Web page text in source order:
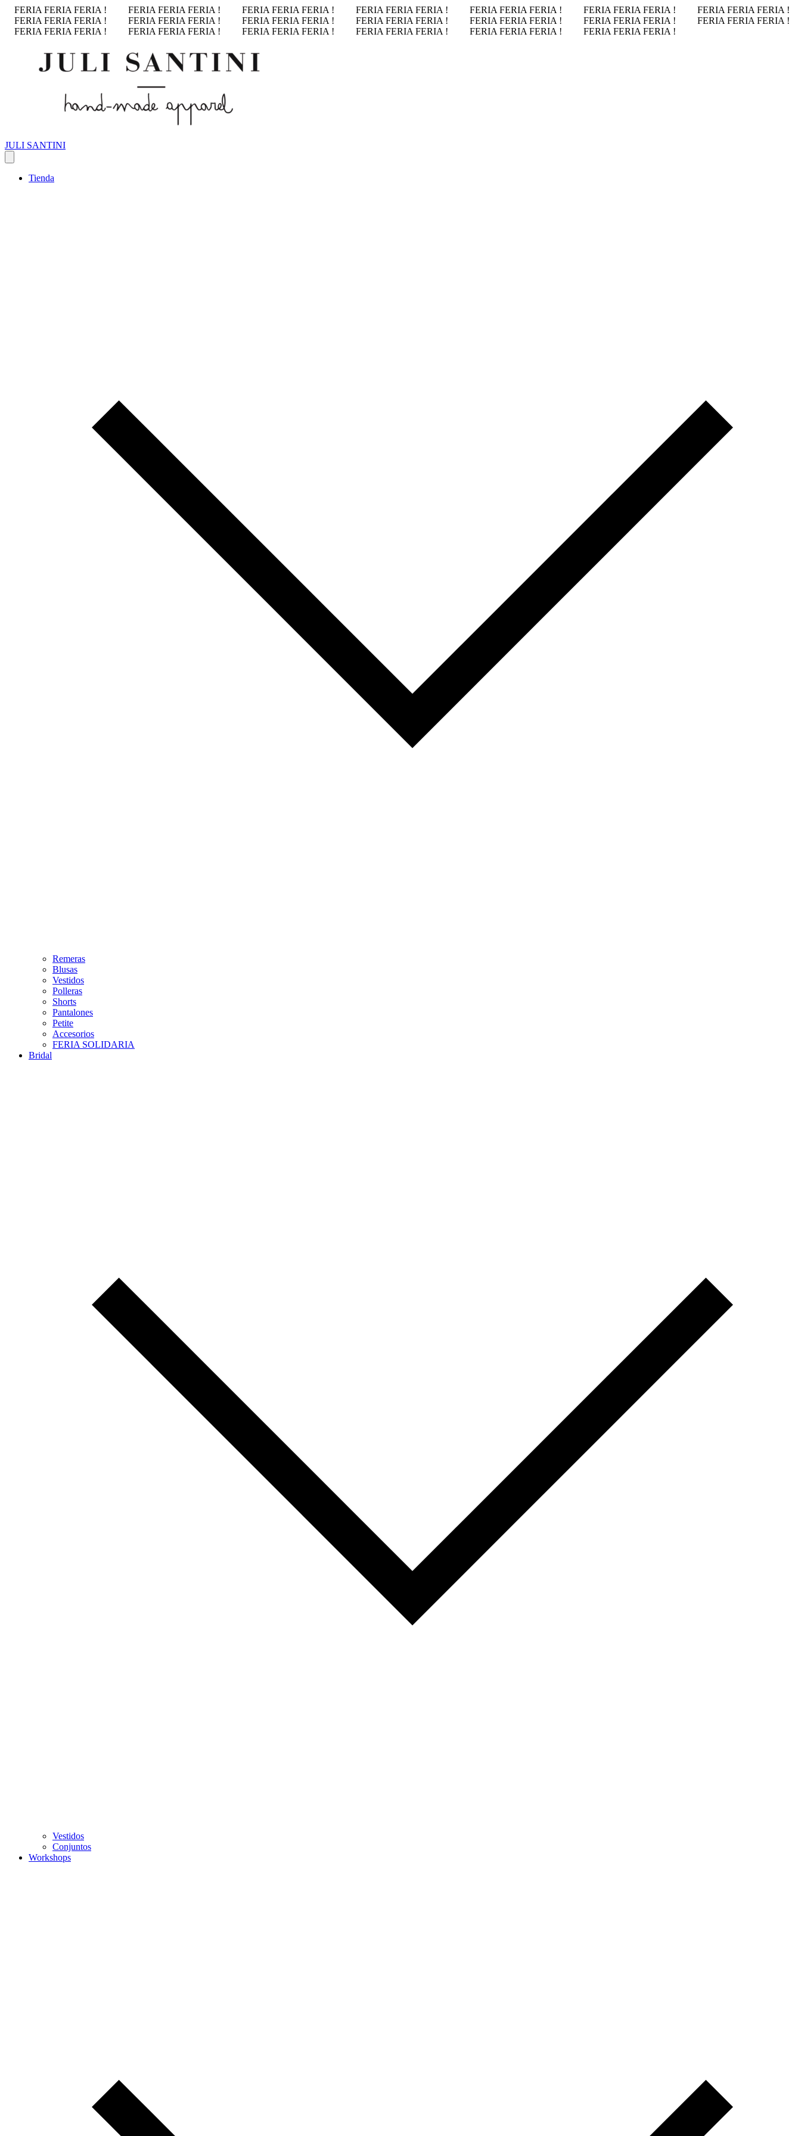
FERIA FERIA FERIA ! FERIA FERIA FERIA ! FERIA FERIA FERIA ! FERIA FERIA FERIA ! FERIA FERIA FERIA ! FERIA FERIA FERIA !
FERIA FERIA FERIA !
FERIA FERIA FERIA !
FERIA FERIA FERIA ! FERIA FERIA FERIA ! FERIA FERIA FERIA ! FERIA FERIA FERIA ! FERIA FERIA FERIA !
FERIA FERIA FERIA !
FERIA FERIA FERIA !
FERIA FERIA FERIA ! FERIA FERIA FERIA ! FERIA FERIA FERIA ! FERIA FERIA FERIA ! FERIA FERIA FERIA !
JULI SANTINI
Tienda
Remeras
Blusas
Vestidos
Polleras
Shorts
Pantalones
Petite
Accesorios
FERIA SOLIDARIA
Bridal
Vestidos
Conjuntos
Workshops